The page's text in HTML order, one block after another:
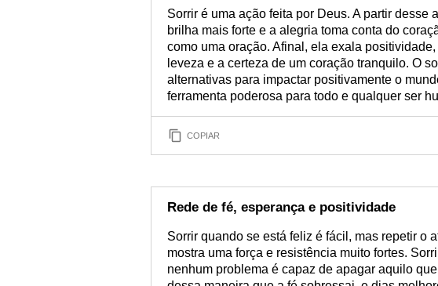
Sorrir é uma ação feita por Deus. A partir desse
brilha mais forte e a alegria toma conta do
como uma oração. Afinal, ela exala
leveza e a certeza de um coração tranquilo. O
alternativas para impactar positivamente o
ferramenta poderosa para todo e qualquer ser
COPIAR
Rede de fé, esperança e positividade
Sorrir quando se está feliz é fácil, mas repetir o
mostra uma força e resistência muito fortes.
nenhum problema é capaz de apagar aquilo